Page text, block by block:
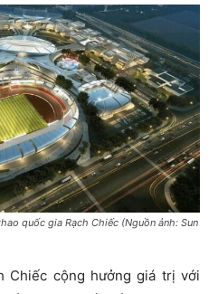
quốc gia Rạch Chiếc (Nguồn ảnh: Sun
Chiếc cộng hưởng giá trị với